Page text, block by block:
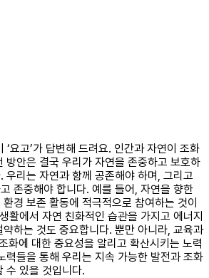
요고’가 답변해 드려요. 인간과 자연이 조화
방안은 결국 우리가 자연을 존중하고 보호하
우리는 자연과 함께 공존해야 하며, 그리고
존중해야 합니다. 예를 들어, 자연을 향한
경 보존 활동에 적극적으로 참여하는 것이
활에서 자연 친화적인 습관을 가지고 에너지
하는 것도 중요합니다. 뿐만 아니라, 교육과
화에 대한 중요성을 알리고 확산시키는 노력
력들을 통해 우리는 지속 가능한 발전과 조화
수 있을 것입니다.